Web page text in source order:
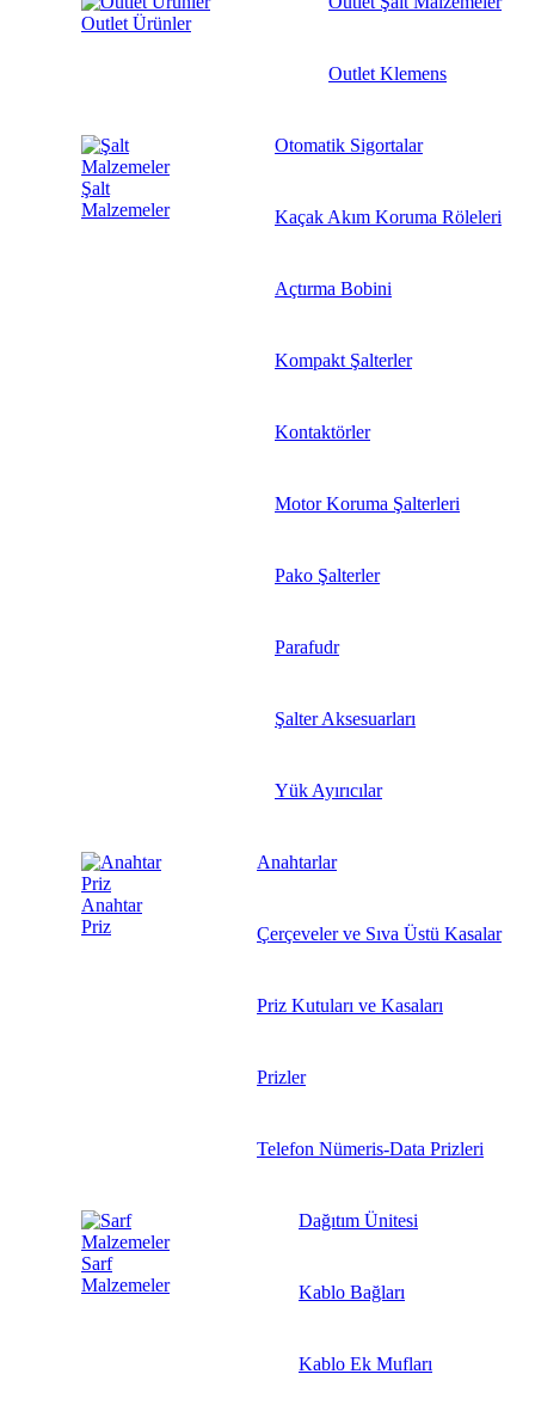
Outlet Ürünler
Outlet Klemens
Şalt
Malzemeler
Otomatik Sigortalar
Kaçak Akım Koruma Röleleri
Açtırma Bobini
Kompakt Şalterler
Kontaktörler
Motor Koruma Şalterleri
Pako Şalterler
Parafudr
Şalter Aksesuarları
Yük Ayırıcılar
Anahtar
Priz
Anahtarlar
Çerçeveler ve Sıva Üstü Kasalar
Priz Kutuları ve Kasaları
Prizler
Telefon Nümeris-Data Prizleri
Sarf
Malzemeler
Dağıtım Ünitesi
Kablo Bağları
Kablo Ek Mufları